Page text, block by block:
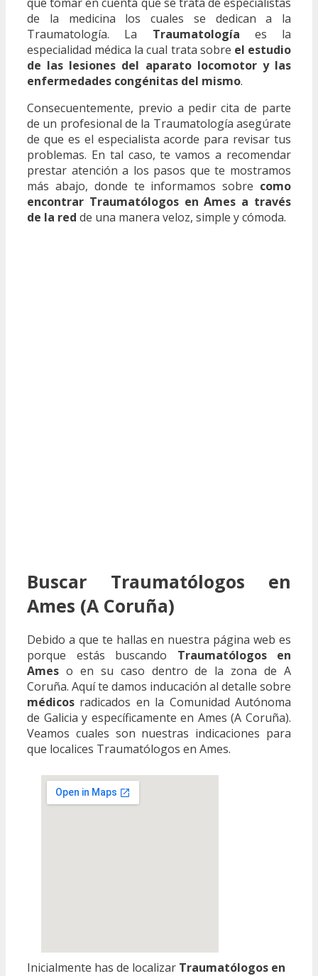
de la medicina los cuales se dedican a la
Traumatología. La Traumatología es la
especialidad médica la cual trata sobre el estudio
de las lesiones del aparato locomotor y las
enfermedades congénitas del mismo.
Consecuentemente, previo a pedir cita de parte
de un profesional de la Traumatología asegúrate
de que es el especialista acorde para revisar tus
problemas. En tal caso, te vamos a recomendar
prestar atención a los pasos que te mostramos
más abajo, donde te informamos sobre como
encontrar Traumatólogos en Ames a través
de la red de una manera veloz, simple y cómoda.
Buscar Traumatólogos en
Ames (A Coruña)
Debido a que te hallas en nuestra página web es
porque estás buscando Traumatólogos en
Ames o en su caso dentro de la zona de A
Coruña. Aquí te damos inducación al detalle sobre
médicos radicados en la Comunidad Autónoma
de Galicia y específicamente en Ames (A Coruña).
Veamos cuales son nuestras indicaciones para
que localices Traumatólogos en Ames.
Inicialmente has de localizar Traumatólogos en